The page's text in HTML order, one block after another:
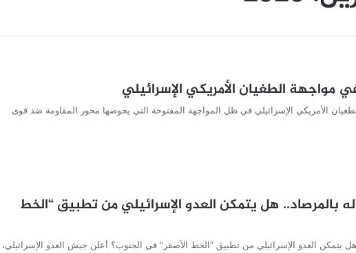
الطغيان الأمريكي الإسرائيلي
الأمريكي الإسرائيلي في ظل المواجهة المفتوحة التي يخوضها محور المقاومة ضد قوى
له بالمرصاد.. هل يتمكن العدو الإسرائيلي من تطبيق “الخط
هل يتمكن العدو الإسرائيلي من تطبيق “الخط الأصفر” في الجنوب؟ أعلن جيش العدو الإسرائيلي،